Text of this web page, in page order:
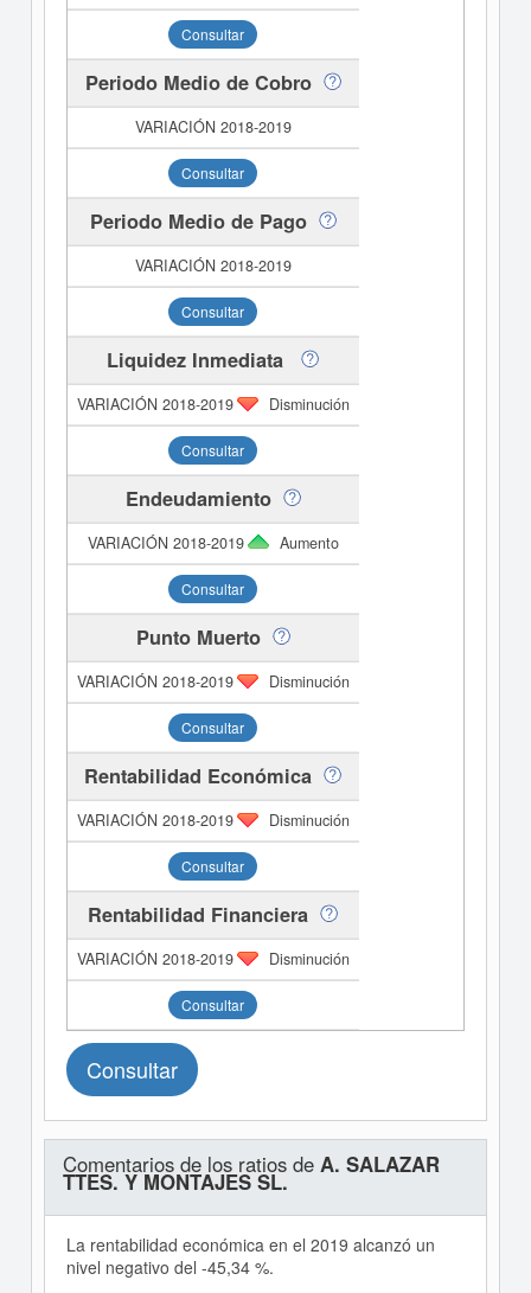
Consultar
Periodo Medio de Cobro
Consultar
Periodo Medio de Pago
Consultar
Liquidez Inmediata
Disminución
Consultar
Endeudamiento
Aumento
Consultar
Punto Muerto
Disminución
Consultar
Rentabilidad Económica
Disminución
Consultar
Rentabilidad Financiera
Disminución
Consultar
Consultar
Comentarios de los ratios de A. SALAZAR
TTES. Y MONTAJES SL.
La rentabilidad económica en el 2019 alcanzó un
nivel negativo del -45,34 %.